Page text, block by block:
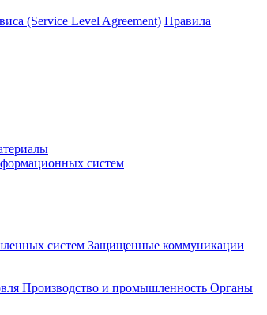
(Service Level Agreement) Правила
систем
систем Защищенные коммуникации
Производство и промышленность Органы